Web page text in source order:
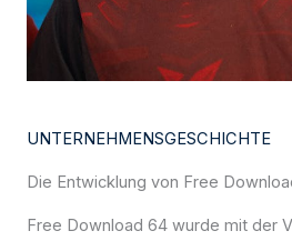
UNTERNEHMENSGESCHICHTE
Die Entwicklung von Free
Free Download 64 wurde mit der